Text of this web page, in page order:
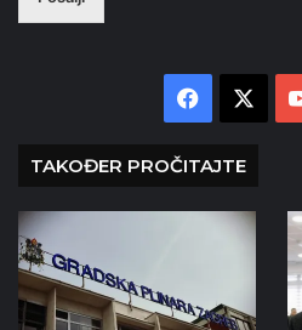
Facebook
TAKOĐER PROČITAJTE